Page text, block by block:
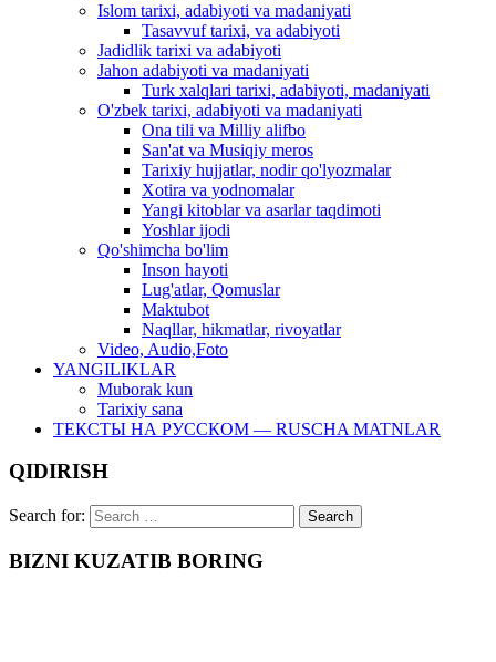
Islom tarixi, adabiyoti va madaniyati
Tasavvuf tarixi, va adabiyoti
Jadidlik tarixi va adabiyoti
Jahon adabiyoti va madaniyati
Turk xalqlari tarixi, adabiyoti, madaniyati
O'zbek tarixi, adabiyoti va madaniyati
Ona tili va Milliy alifbo
San'at va Musiqiy meros
Tarixiy hujjatlar, nodir qo'lyozmalar
Xotira va yodnomalar
Yangi kitoblar va asarlar taqdimoti
Yoshlar ijodi
Qo'shimcha bo'lim
Inson hayoti
Lug'atlar, Qomuslar
Maktubot
Naqllar, hikmatlar, rivoyatlar
Video, Audio,Foto
YANGILIKLAR
Muborak kun
Tarixiy sana
ТЕКСТЫ НА РУССКОМ — RUSCHA MATNLAR
QIDIRISH
Search for:
BIZNI KUZATIB BORING